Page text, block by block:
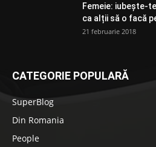
Femeie: iubește-
ca alții să o facă
21 februarie 2018
CATEGORIE POPULARĂ
SuperBlog
Din Romania
People